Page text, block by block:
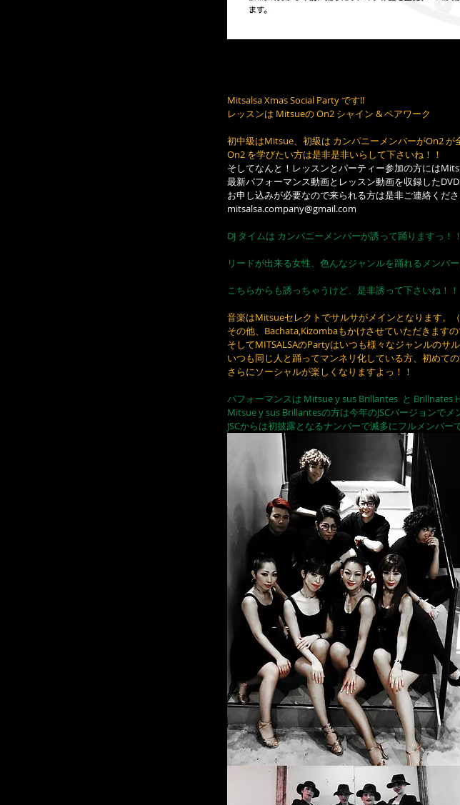
Mitsalsa Xmas Social Party です!!
レッスンは Mitsueの On2 シャイン & ペアワーク
初中級はMitsue、初級は カンパニーメンバーがOn2
On2 を学びたい方は是非是非いらして下さいね！！
そしてなんと！レッスンとパーティー参加の方には
最新パフォーマンス動画とレッスン動画を収録したDVD
お申し込みが必要なので来られる方は是非ご連絡くださ
mitsalsa.company@gmail.com
DJ タイムは カンパニーメンバーが誘って踊りますっ！！
リードが出来る女性、色んなジャンルを踊れるメンバ
こちらからも誘っちゃうけど、是非誘って下さいね！！
音楽はMitsueセレクトでサルサがメインとなります。
その他、Bachata,Kizombaもかけさせていただきます
そしてMITSALSAのPartyはいつも様々なジャンルのサ
いつも同じ人と踊ってマンネリ化している方、初めて
さらにソーシャルが楽しくなりますよっ！！
パフォーマンスは Mitsue y sus Brillantes  と Brillnates
Mitsue y sus Brillantesの方は今年のJSCバージョンでメ
JSCからは初披露となるナンバーで滅多にフルメンバ